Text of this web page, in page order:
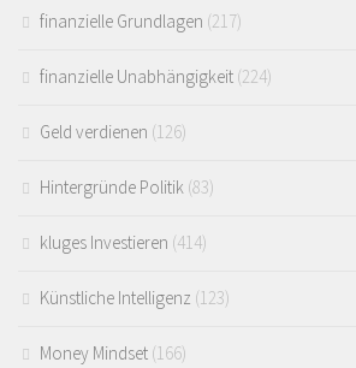
finanzielle Grundlagen (217)
finanzielle Unabhängigkeit (224)
Geld verdienen (126)
Hintergründe Politik (83)
kluges Investieren (414)
Künstliche Intelligenz (123)
Money Mindset (166)